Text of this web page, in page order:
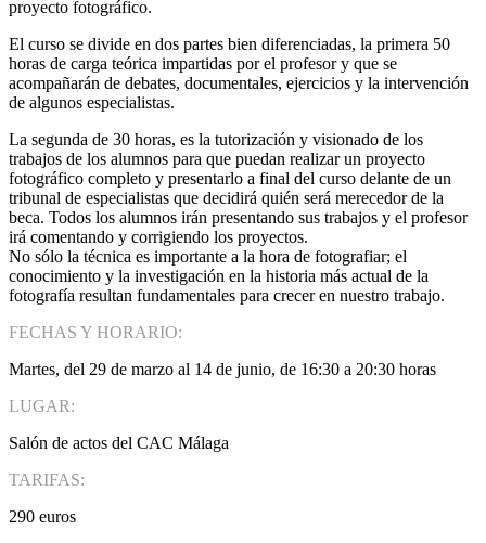
proyecto fotográfico.
El curso se divide en dos partes bien diferenciadas, la primera 50
horas de carga teórica impartidas por el profesor y que se
acompañarán de debates, documentales, ejercicios y la intervención
de algunos especialistas.
La segunda de 30 horas, es la tutorización y visionado de los
trabajos de los alumnos para que puedan realizar un proyecto
fotográfico completo y presentarlo a final del curso delante de un
tribunal de especialistas que decidirá quién será merecedor de la
beca. Todos los alumnos irán presentando sus trabajos y el profesor
irá comentando y corrigiendo los proyectos.
No sólo la técnica es importante a la hora de fotografiar; el
conocimiento y la investigación en la historia más actual de la
fotografía resultan fundamentales para crecer en nuestro trabajo.
FECHAS Y HORARIO:
Martes, del 29 de marzo al 14 de junio, de 16:30 a 20:30 horas
LUGAR:
Salón de actos del CAC Málaga
TARIFAS:
290 euros